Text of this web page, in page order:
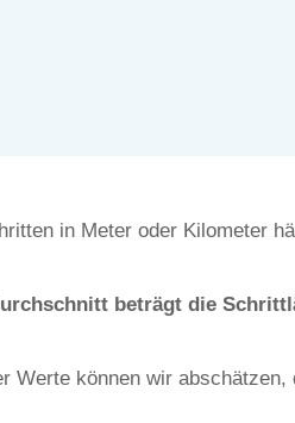
in Meter oder Kilometer
beträgt die
Werte können wir